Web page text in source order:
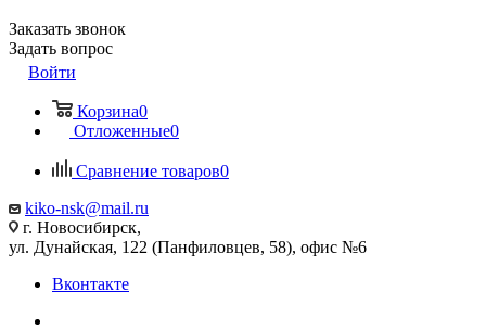
Заказать звонок
Задать вопрос
Войти
Корзина0
Отложенные0
Сравнение товаров0
kiko-nsk@mail.ru
г. Новосибирск,
ул. Дунайская, 122 (Панфиловцев, 58), офис №6
Вконтакте